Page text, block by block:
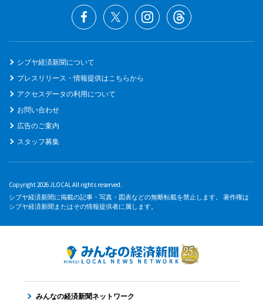
シブヤ経済新聞について
プレスリリース・情報提供はこちらから
アクセスデータの利用について
お問い合わせ
広告のご案内
スタッフ募集
Copyright 2026 JLOCAL All rights reserved.
シブヤ経済新聞に掲載の記事・写真・図表などの無断転載を禁止します。 著作権は
シブヤ経済新聞またはその情報提供者に属します。
みんなの経済新聞ネットワーク